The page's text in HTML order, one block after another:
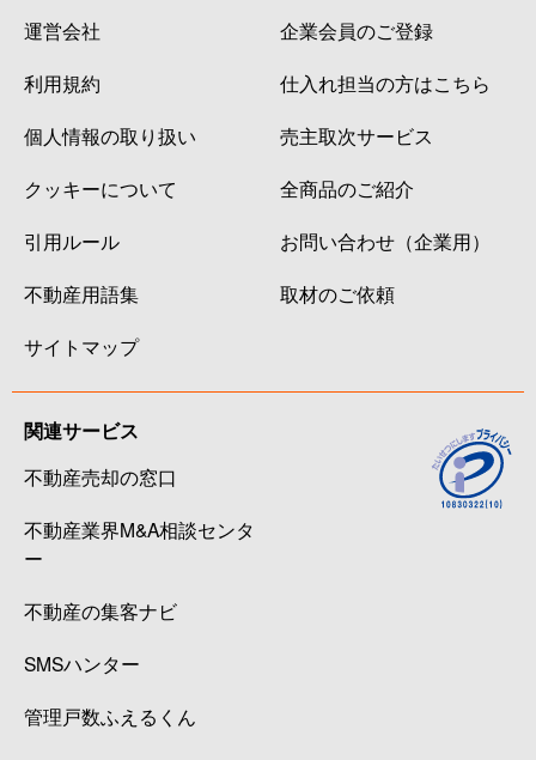
運営会社
利用規約
個人情報の取り扱い
クッキーについて
引用ルール
不動産用語集
サイトマップ
企業会員のご登録
仕入れ担当の方はこちら
売主取次サービス
全商品のご紹介
お問い合わせ（企業用）
取材のご依頼
関連サービス
不動産売却の窓口
不動産業界M&A相談センタ
ー
不動産の集客ナビ
SMSハンター
管理戸数ふえるくん